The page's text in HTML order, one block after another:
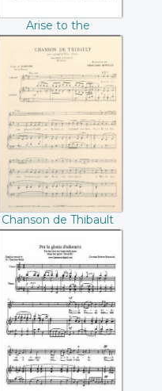
Arise to the
Mountain
Chanson de
Thibault (Comte
de Champaigne)
Chanson de Thibault
(Comte de
Champaigne)
Per la gloria
d'adorarvi (Giovanni
Battista Bononcini)